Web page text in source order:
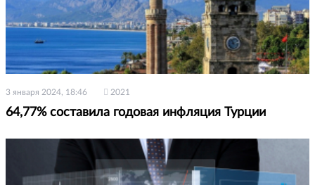
3 января 2024, 18:46 2021
64,77% составила годовая инфляция Турции